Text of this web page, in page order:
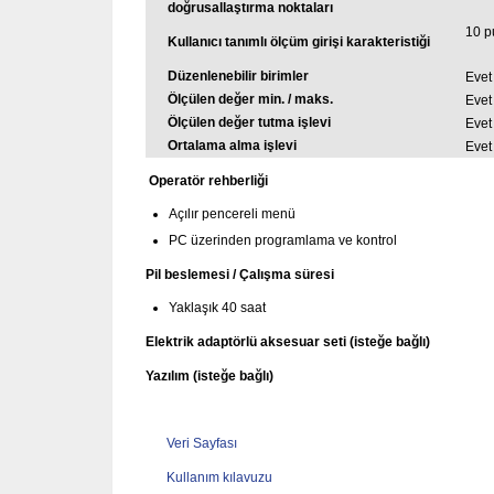
doğrusallaştırma noktaları
Kullanıcı tanımlı ölçüm girişi karakteristiği
10
Düzenlenebilir birimler
Evet
Ölçülen değer min. / maks.
Evet
Ölçülen değer tutma işlevi
Evet
Ortalama alma işlevi
Evet
Operatör rehberliği
Açılır pencereli menü
PC üzerinden programlama ve kontrol
Pil beslemesi / Çalışma süresi
Yaklaşık 40 saat
Elektrik adaptörlü aksesuar seti (isteğe bağlı)
Yazılım (isteğe bağlı)
Veri Sayfası
Kullanım kılavuzu